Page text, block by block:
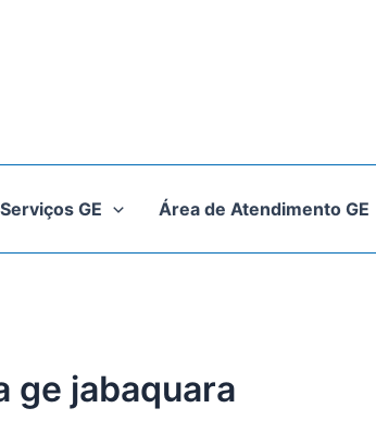
Serviços GE Área de Atendimento GE
ge jabaquara